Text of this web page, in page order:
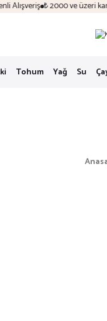
₺ 2000 ve üzeri
Tohum Yağ Su